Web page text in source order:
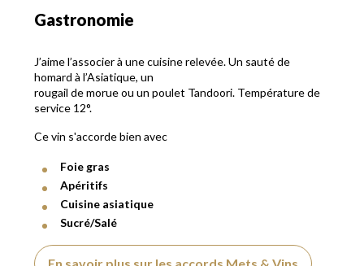
Gastronomie
J’aime l’associer à une cuisine relevée. Un sauté de
homard à l’Asiatique, un
rougail de morue ou un poulet Tandoori. Température de
service 12°.
Ce vin s'accorde bien avec
Foie gras
Apéritifs
Cuisine asiatique
Sucré/Salé